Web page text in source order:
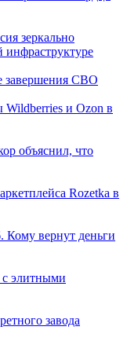
зеркально
инфраструктуре
завершения СВО
Wildberries и Ozon в
объяснил, что
Rozetka в
вернут деньги
с элитными
завода